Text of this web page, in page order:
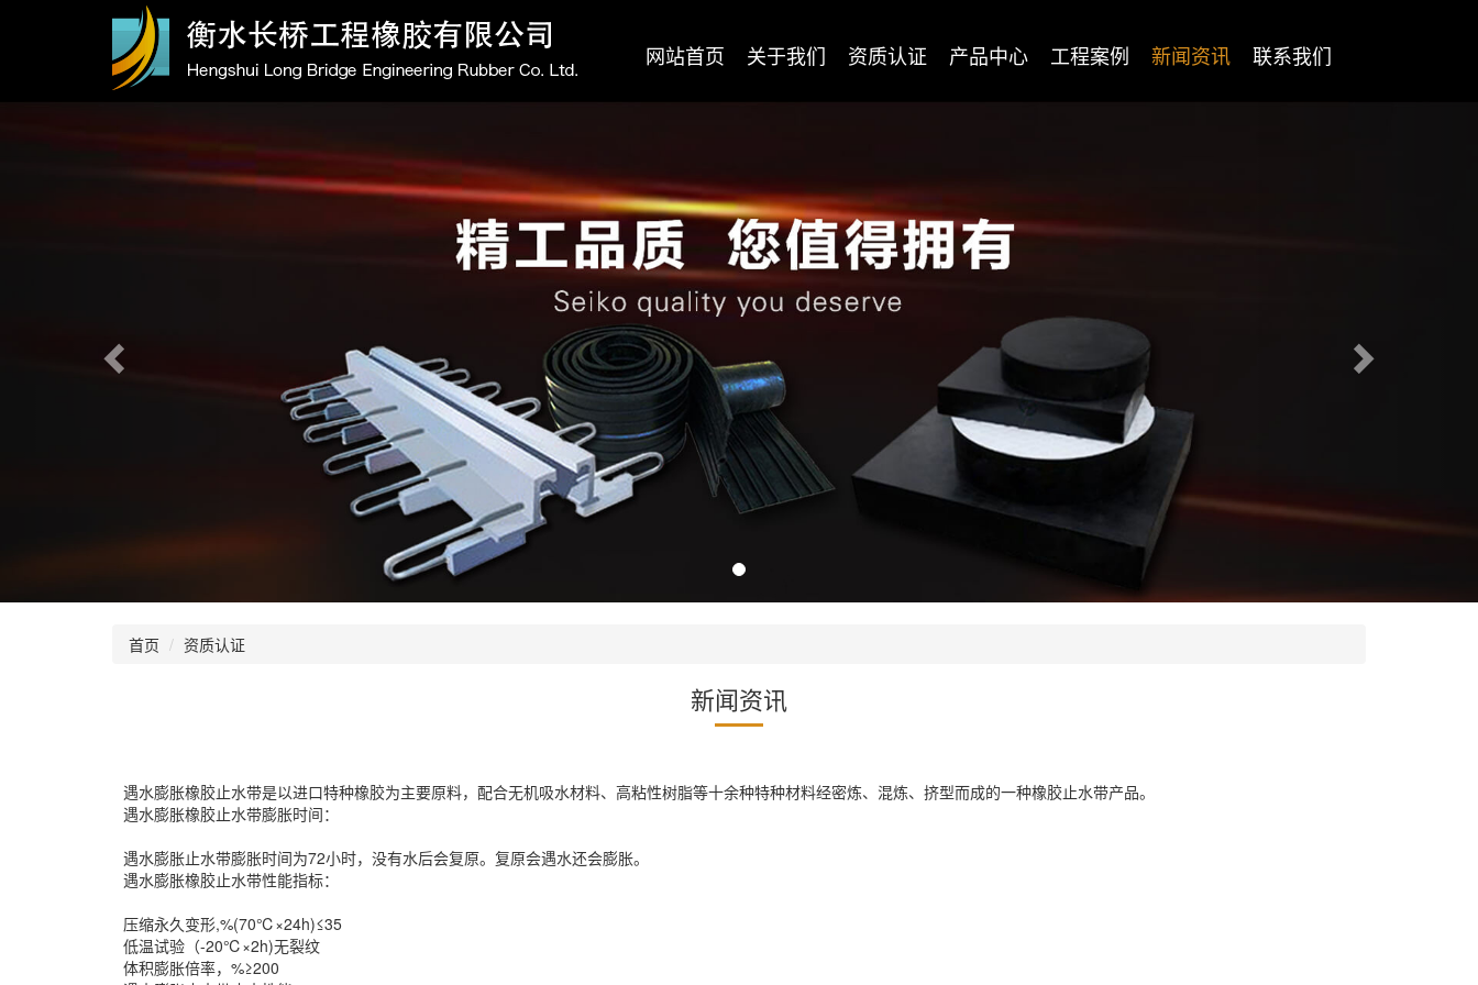
网站首页 关于我们 资质认证 产品中心 工程案例 新闻资讯 联系我们
首页 资质认证
新闻资讯
遇水膨胀橡胶止水带是以进口特种橡胶为主要原料，配合无机吸水材料、高粘性树脂等十余种特种材料经密炼、混炼、挤型而成的一种橡胶止水带产品。
遇水膨胀橡胶止水带膨胀时间：
遇水膨胀止水带膨胀时间为72小时，没有水后会复原。复原会遇水还会膨胀。
遇水膨胀橡胶止水带性能指标：
压缩永久变形,%(70℃×24h)≤35
低温试验（-20℃×2h)无裂纹
体积膨胀倍率，%≥200